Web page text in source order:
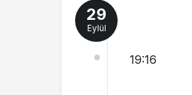
29
Eylül
19:16